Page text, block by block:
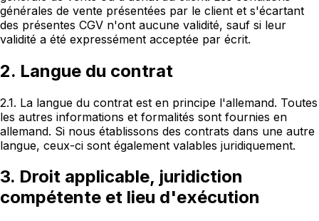
générales de vente présentées par le client et s'écartant
des présentes CGV n'ont aucune validité, sauf si leur
validité a été expressément acceptée par écrit.
2. Langue du contrat
2.1. La langue du contrat est en principe l'allemand. Toutes
les autres informations et formalités sont fournies en
allemand. Si nous établissons des contrats dans une autre
langue, ceux-ci sont également valables juridiquement.
3. Droit applicable, juridiction
compétente et lieu d'exécution